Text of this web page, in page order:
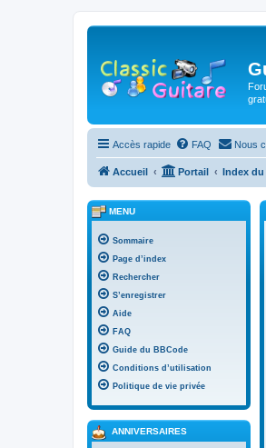
Accès rapide FAQ Nous
Accueil Portail Index
MENU
Sommaire
Page d’index
Rechercher
S’enregistrer
Aide
FAQ
Guide du BBCode
Conditions d’utilisation
Politique de vie privée
ANNIVERSAIRES